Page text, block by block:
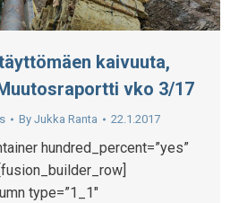
kaivuuta,
vko 3/17
By Jukka Ranta 22.1.2017
hundred_percent=”yes”
type=”1_1″